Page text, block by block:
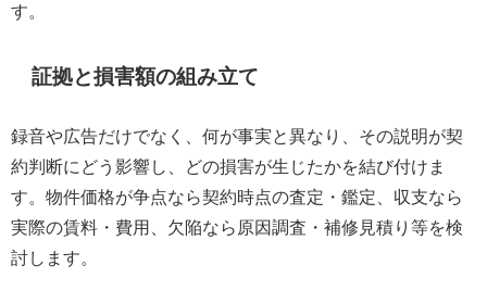
す。
証拠と損害額の組み立て
録音や広告だけでなく、何が事実と異なり、その説明が契
約判断にどう影響し、どの損害が生じたかを結び付けま
す。物件価格が争点なら契約時点の査定・鑑定、収支なら
実際の賃料・費用、欠陥なら原因調査・補修見積り等を検
討します。